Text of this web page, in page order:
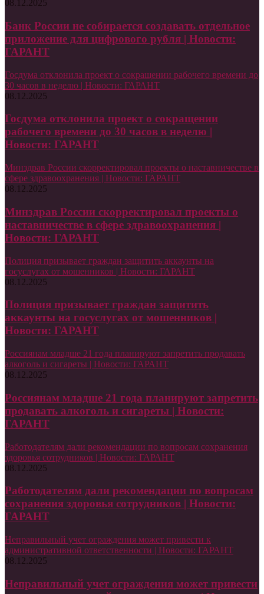
08.12.2025
Банк России не собирается создавать отдельное
приложение для цифрового рубля | Новости:
ГАРАНТ
Госдума отклонила проект о сокращении рабочего времени до
30 часов в неделю | Новости: ГАРАНТ
08.12.2025
Госдума отклонила проект о сокращении
рабочего времени до 30 часов в неделю |
Новости: ГАРАНТ
Минздрав России скорректировал проекты о наставничестве в
сфере здравоохранения | Новости: ГАРАНТ
08.12.2025
Минздрав России скорректировал проекты о
наставничестве в сфере здравоохранения |
Новости: ГАРАНТ
Полиция призывает граждан защитить аккаунты на
госуслугах от мошенников | Новости: ГАРАНТ
08.12.2025
Полиция призывает граждан защитить
аккаунты на госуслугах от мошенников |
Новости: ГАРАНТ
Россиянам младше 21 года планируют запретить продавать
алкоголь и сигареты | Новости: ГАРАНТ
08.12.2025
Россиянам младше 21 года планируют запретить
продавать алкоголь и сигареты | Новости:
ГАРАНТ
Работодателям дали рекомендации по вопросам сохранения
здоровья сотрудников | Новости: ГАРАНТ
08.12.2025
Работодателям дали рекомендации по вопросам
сохранения здоровья сотрудников | Новости:
ГАРАНТ
Неправильный учет ограждения может привести к
административной ответственности | Новости: ГАРАНТ
08.12.2025
Неправильный учет ограждения может привести